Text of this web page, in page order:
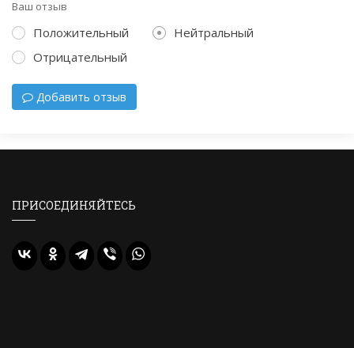
Ваш отзыв
Положительный
Нейтральный
Отрицательный
Добавить отзыв
ПРИСОЕДИНЯЙТЕСЬ